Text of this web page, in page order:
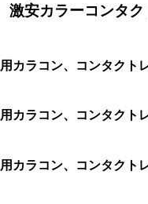
安カラーコンタ
カラコン、コンタクト
カラコン、コンタクト
カラコン、コンタクト